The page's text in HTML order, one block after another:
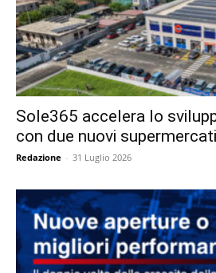
Sole365 accelera lo
con due nuovi supermercati
Redazione - 31 Luglio 2026